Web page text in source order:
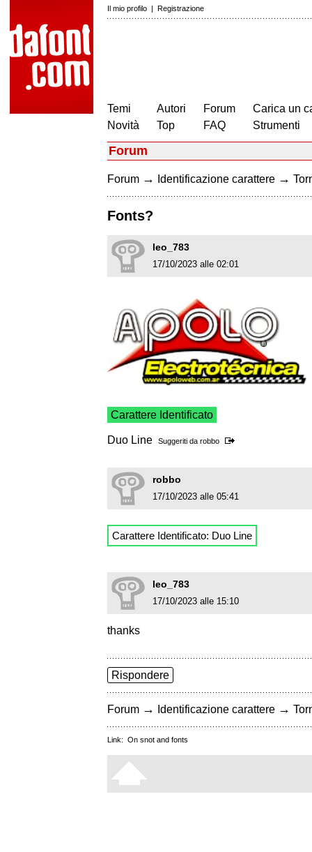
Il mio profilo | Registrazione
Temi
Novità
Autori
Top
Forum
FAQ
Carica un
Strumenti
Forum
Forum → Identificazione carattere →
Fonts?
leo_783
17/10/2023 alle 02:01
Carattere Identificato
Duo Line Suggeriti da robbo
robbo
17/10/2023 alle 05:41
Carattere Identificato: Duo Line
leo_783
17/10/2023 alle 15:10
thanks
Rispondere
Forum → Identificazione carattere →
Link: On snot and fonts